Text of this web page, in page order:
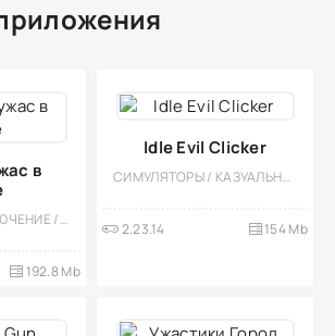
в
ЭКШЕНЫ / ПРИКЛЮЧЕНИЕ / ХОРРОР НА ВЫЖИВАНИЕ / КАЗУАЛЬНЫЕ / ОДНОПОЛЬЗОВАТЕЛЬСКИЕ / СТИЛИЗАЦИЯ / ОФЛАЙН / МОД / ВЫЖИВАНИЕ
192.8 Mb
Idle Evil Clicker
СИМУЛЯТОРЫ / КАЗУАЛЬНЫЕ / ОДНОПОЛЬЗОВАТЕЛЬСКИЕ / СТИЛИЗАЦИЯ / ОФЛАЙН / МОД
2.23.14 154 Mb